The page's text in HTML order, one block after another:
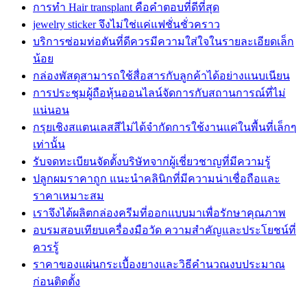
การทำ Hair transplant คือคำตอบที่ดีที่สุด
jewelry sticker จึงไม่ใช่แค่แฟชั่นชั่วคราว
บริการซ่อมท่อตันที่ดีควรมีความใส่ใจในรายละเอียดเล็ก
น้อย
กล่องพัสดุสามารถใช้สื่อสารกับลูกค้าได้อย่างแนบเนียน
การประชุมผู้ถือหุ้นออนไลน์จัดการกับสถานการณ์ที่ไม่
แน่นอน
กรุยเชิงสแตนเลสสีไม่ได้จำกัดการใช้งานแค่ในพื้นที่เล็กๆ
เท่านั้น
รับจดทะเบียนจัดตั้งบริษัทจากผู้เชี่ยวชาญที่มีความรู้
ปลูกผมราคาถูก แนะนำคลินิกที่มีความน่าเชื่อถือและ
ราคาเหมาะสม
เราจึงได้ผลิตกล่องครีมที่ออกแบบมาเพื่อรักษาคุณภาพ
อบรมสอบเทียบเครื่องมือวัด ความสำคัญและประโยชน์ที่
ควรรู้
ราคาของแผ่นกระเบื้องยางและวิธีคำนวณงบประมาณ
ก่อนติดตั้ง